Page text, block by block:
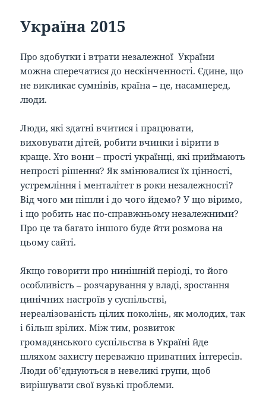
Україна 2015
Про здобутки і втрати незалежної України
можна сперечатися до нескінченності. Єдине, що
не викликає сумнівів, країна – це, насамперед,
люди.
Люди, які здатні вчитися і працювати,
виховувати дітей, робити вчинки і вірити в
краще. Хто вони – прості українці, які приймають
непрості рішення? Як змінювалися їх цінності,
устремління і менталітет в роки незалежності?
Від чого ми пішли і до чого йдемо? У що віримо,
і що робить нас по-справжньому незалежними?
Про це та багато іншого буде йти розмова на
цьому сайті.
Якщо говорити про нинішній періоді, то його
особливість – розчарування у владі, зростання
цинічних настроїв у суспільстві,
нереалізованість цілих поколінь, як молодих, так
і більш зрілих. Між тим, розвиток
громадянського суспільства в Україні йде
шляхом захисту переважно приватних інтересів.
Люди об’єднуються в невеликі групи, щоб
вирішувати свої вузькі проблеми.